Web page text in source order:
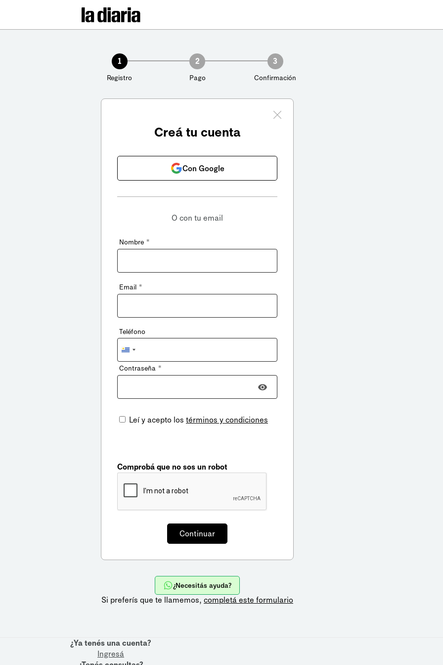
1
Registro
2
Pago
3
Confirmación
Creá tu cuenta
Con Google
O con tu email
Nombre *
Email *
Teléfono
Uruguay
+598
Contraseña *
Leí y acepto los términos y condiciones
Comprobá que no sos un robot
¿Necesitás ayuda?
Si preferís que te llamemos, completá este formulario
¿Ya tenés una cuenta?
Ingresá